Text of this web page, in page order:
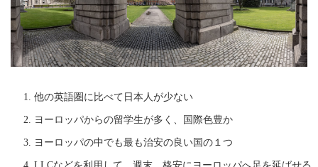
他の英語圏に比べて日本人が少ない
ヨーロッパからの留学生が多く、国際色豊か
ヨーロッパの中でも最も治安の良い国の１つ